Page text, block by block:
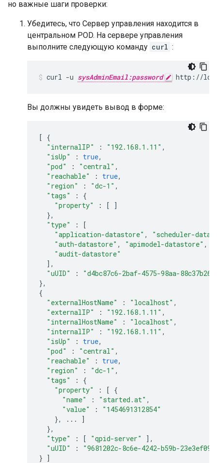
но важные шаги проверки:
Убедитесь, что Сервер управления находится в
центральном POD. На сервере управления
выполните следующую команду curl :
curl -u sysAdminEmail:password http://
Вы должны увидеть вывод в форме:
[ {
"internalIP"
: "192.168.1.11" ,
"isUp"
: true,
"pod"
: "central" ,
"reachable"
: true,
"region"
: "dc-1" ,
"tags"
:
{
"property"
: [
]
},
"type"
:
[
"application-datastore" ,
"scheduler-
"auth-datastore" , "apimodel-datastore" ,
"audit-datastore"
],
"uUID"
:
"d4bc87c6-2baf-4575-98aa-
},
{
"externalHostName"
: "localhost" ,
"externalIP"
: "192.168.1.11" ,
"internalHostName"
: "localhost" ,
"internalIP"
: "192.168.1.11" ,
"isUp"
: true,
"pod"
: "central" ,
"reachable"
: true,
"region"
: "dc-1" ,
"tags"
:
{
"property"
: [ {
"name"
: "started.at" ,
"value"
:
"1454691312854"
},
...
]
},
"type"
: [ "qpid-server"
],
"uUID"
:
"9681202c-8c6e-4242-b59b-
} ]